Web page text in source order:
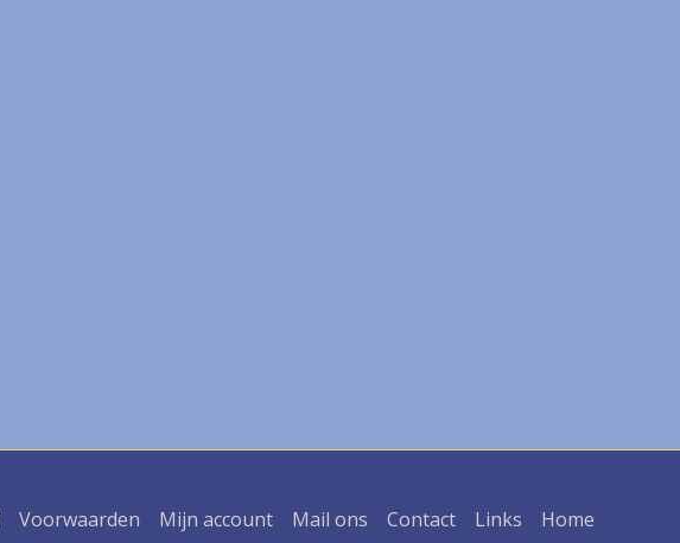
Voorwaarden Mijn account Mail ons Contact Links Home